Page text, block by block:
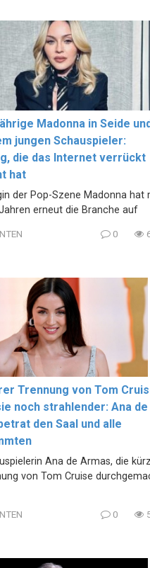
Madonna in Seide und
jungen Schauspieler:
die das Internet verrückt
hat
der Pop-Szene Madonna hat
erneut die Branche auf
0
Trennung von Tom
noch strahlender: Ana de
den Saal und alle
Ana de Armas, die
von Tom Cruise
0